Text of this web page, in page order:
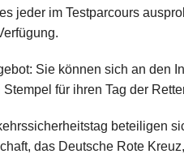
jeder im Testparcours
Sie können sich an den
für ihren Tag der
beteiligen
das Deutsche Rote